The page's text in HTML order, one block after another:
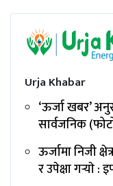
Urja Khabar
‘ऊर्जा खबर’
सार्वजनिक
ऊर्जामा निजी
र उपेक्षा गर्‍याे :